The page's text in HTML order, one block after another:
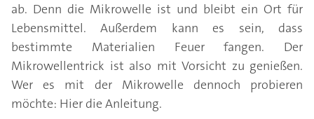
ab. Denn die Mikrowelle ist und bleibt ein Ort für
Lebensmittel. Außerdem kann es sein, dass
bestimmte Materialien Feuer fangen. Der
Mikrowellentrick ist also mit Vorsicht zu genießen.
Wer es mit der Mikrowelle dennoch probieren
möchte: Hier die Anleitung.